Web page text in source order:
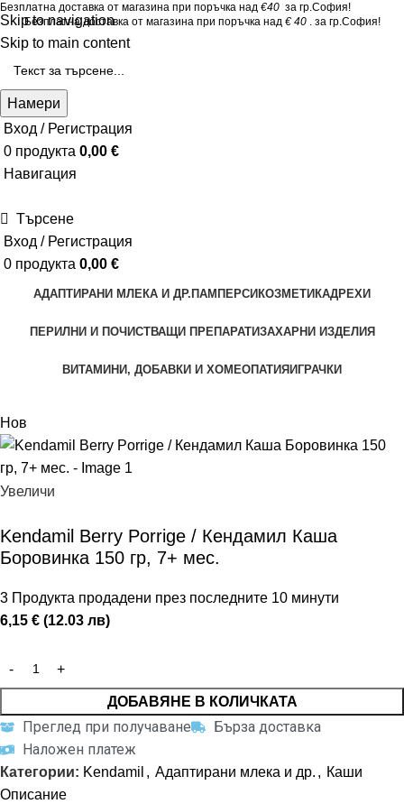
Skip to navigation
Skip to main content
Безплатна доставка от магазина при поръчка над €40 за гр.София!
Безплатна доставка от магазина при поръчка над € 40 . за гр.София!
Намери
Вход / Регистрация
0 продукта 0,00 €
Навигация
Търсене
Вход / Регистрация
0 продукта 0,00 €
АДАПТИРАНИ МЛЕКА И ДР. ПАМПЕРСИ КОЗМЕТИКАДРЕХИ
ПЕРИЛНИ И ПОЧИСТВАЩИ ПРЕПАРАТИЗАХАРНИ ИЗДЕЛИЯ
ВИТАМИНИ, ДОБАВКИ И ХОМЕОПАТИЯ ИГРАЧКИ
Нов
Увеличи
Kendamil Berry Porrige / Кендамил Каша
Боровинка 150 гр, 7+ мес.
3 Продукта продадени през последните 10 минути
6,15 € (12.03 лв)
ДОБАВЯНЕ В КОЛИЧКАТА
Преглед при получаване
Бърза доставка
Наложен платеж
Категории: Kendamil , Адаптирани млека и др. , Каши
Описание